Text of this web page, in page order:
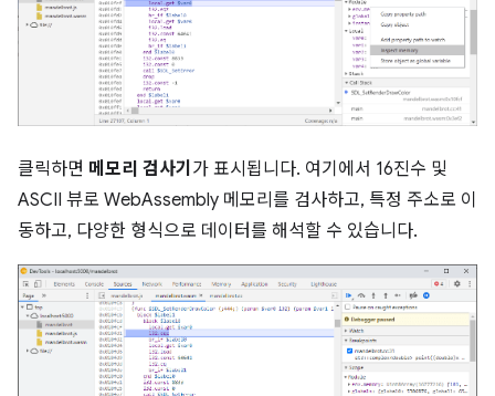
클릭하면 메모리 검사기 가 표시됩니다. 여기에서 16진수 및
ASCII 뷰로 WebAssembly 메모리를 검사하고, 특정 주소로 이
동하고, 다양한 형식으로 데이터를 해석할 수 있습니다.